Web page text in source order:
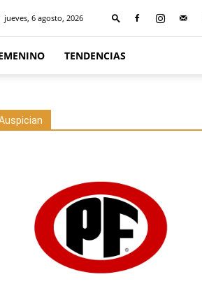
jueves, 6 agosto, 2026
TENDENCIAS